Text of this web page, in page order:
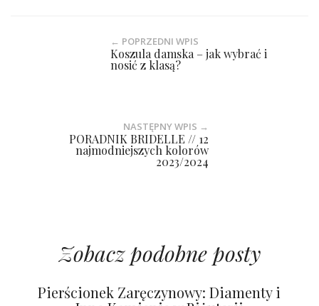
← POPRZEDNI WPIS
Koszula damska – jak wybrać i
nosić z klasą?
NASTĘPNY WPIS →
PORADNIK BRIDELLE // 12
najmodniejszych kolorów
2023/2024
Zobacz podobne posty
Pierścionek Zaręczynowy: Diamenty i